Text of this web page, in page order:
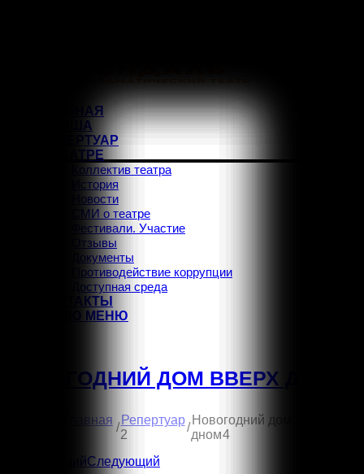
ГЛАВНАЯ
АФИША
РЕПЕРТУАР
О ТЕАТРЕ
Коллектив театра
История
Новости
СМИ о театре
Фестивали. Участие
Отзывы
Документы
Противодействие коррупции
Доступная среда
КОНТАКТЫ
МЕНЮ
НОВОГОДНИЙ ДОМ ВВЕРХ ДНОМ
Главная
/
Репертуар
2
/
Новогодний дом вверх
дном4
ПредыдущийСледующий